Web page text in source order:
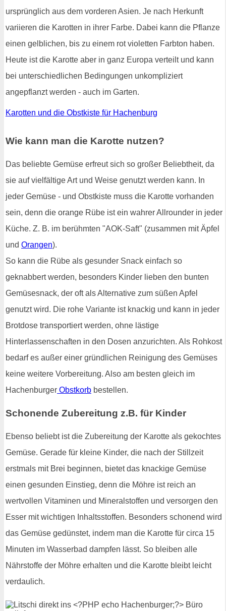
ursprünglich aus dem vorderen Asien. Je nach Herkunft
variieren die Karotten in ihrer Farbe. Dabei kann die Pflanze
einen gelblichen, bis zu einem rot violetten Farbton haben.
Heute ist die Karotte aber in ganz Europa verteilt und kann
bei unterschiedlichen Bedingungen unkompliziert
angepflanzt werden - auch im Garten.
Karotten und die Obstkiste für Hachenburg
Wie kann man die Karotte nutzen?
Das beliebte Gemüse erfreut sich so großer Beliebtheit, da
sie auf vielfältige Art und Weise genutzt werden kann. In
jeder Gemüse - und Obstkiste muss die Karotte vorhanden
sein, denn die orange Rübe ist ein wahrer Allrounder in jeder
Küche. Z. B. im berühmten "AOK-Saft" (zusammen mit Äpfel
und Orangen).
So kann die Rübe als gesunder Snack einfach so
geknabbert werden, besonders Kinder lieben den bunten
Gemüsesnack, der oft als Alternative zum süßen Apfel
genutzt wird. Die rohe Variante ist knackig und kann in jeder
Brotdose transportiert werden, ohne lästige
Hinterlassenschaften in den Dosen anzurichten. Als Rohkost
bedarf es außer einer gründlichen Reinigung des Gemüses
keine weitere Vorbereitung. Also am besten gleich im
Hachenburger Obstkorb bestellen.
Schonende Zubereitung z.B. für Kinder
Ebenso beliebt ist die Zubereitung der Karotte als gekochtes
Gemüse. Gerade für kleine Kinder, die nach der Stillzeit
erstmals mit Brei beginnen, bietet das knackige Gemüse
einen gesunden Einstieg, denn die Möhre ist reich an
wertvollen Vitaminen und Mineralstoffen und versorgen den
Esser mit wichtigen Inhaltsstoffen. Besonders schonend wird
das Gemüse gedünstet, indem man die Karotte für circa 15
Minuten im Wasserbad dampfen lässt. So bleiben alle
Nährstoffe der Möhre erhalten und die Karotte bleibt leicht
verdaulich.